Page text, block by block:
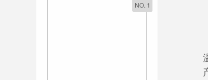
NO. 1
产